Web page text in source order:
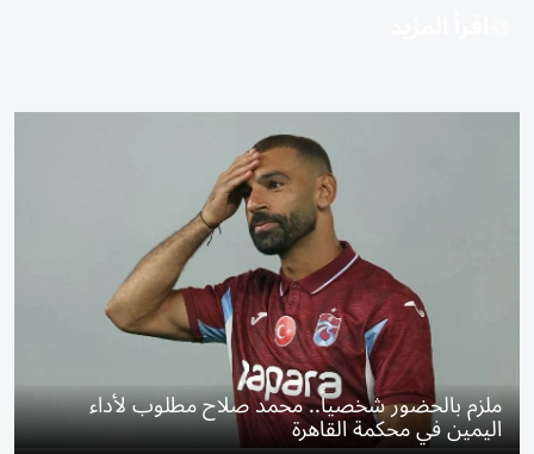
ملزم بالحضور شخصياً.. محمد صلاح مطلوب لأداء
اليمين في محكمة القاهرة